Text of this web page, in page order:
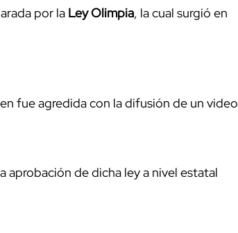
por la Ley Olimpia, la cual surgió en
fue agredida con la difusión de un video
aprobación de dicha ley a nivel estatal